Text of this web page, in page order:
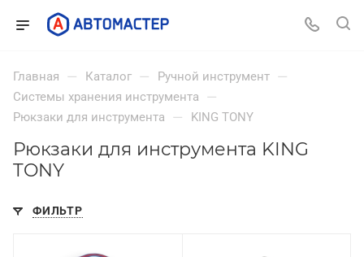
Главная — Каталог — Ручной инструмент —
Системы хранения инструмента —
Рюкзаки для инструмента — KING TONY
Рюкзаки для инструмента KING
TONY
ФИЛЬТР